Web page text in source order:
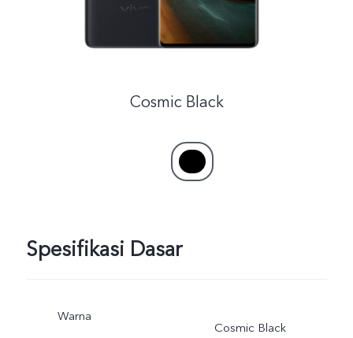
Indonesia | Pilih negara/wilayah
Cosmic Black
Spesifikasi Dasar
Warna
Cosmic Black